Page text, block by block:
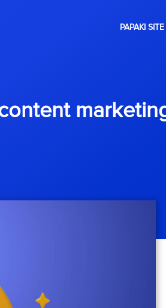
PAPAKI SITE